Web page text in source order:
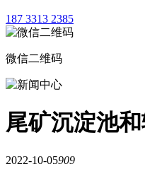
187 3313 2385
微信二维码
尾矿沉淀池
2022-10-05909